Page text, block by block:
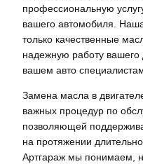
профессиональную
вашего автомобиля.
только качественные
надежную работу вашего
вашем авто
Замена масла в
важных процедур по
позволяющей
на протяжении
Артгараж мы понимаем,